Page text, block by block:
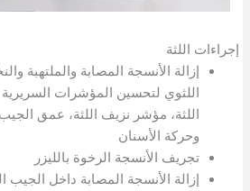
إجراءات اللثة
إزالة الأنسجة المصابة والملتهبة
اللثوي لتحسين المؤشرات
اللثة، مؤشر نزيف اللثة، عمق الجيب،
وحركة الأسنان
تجريف الأنسجة الرخوة بالليزر
إزالة الأنسجة المصابة داخل الجيب